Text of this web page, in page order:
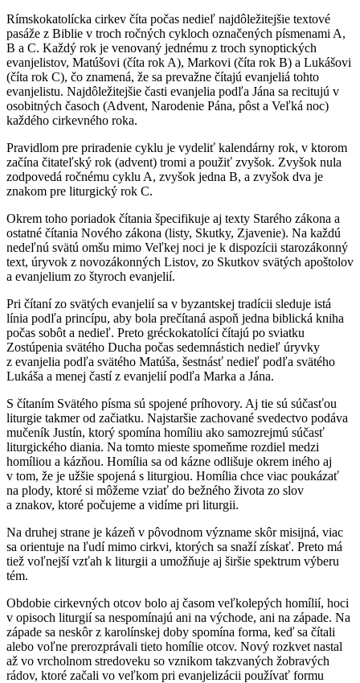
Rímskokatolícka cirkev číta počas nedieľ najdôležitejšie textové
pasáže z Biblie v troch ročných cykloch označených písmenami A,
B a C. Každý rok je venovaný jednému z troch synoptických
evanjelistov, Matúšovi (číta rok A), Markovi (číta rok B) a Lukášovi
(číta rok C), čo znamená, že sa prevažne čítajú evanjeliá tohto
evanjelistu. Najdôležitejšie časti evanjelia podľa Jána sa recitujú v
osobitných časoch (Advent, Narodenie Pána, pôst a Veľká noc)
každého cirkevného roka.
Pravidlom pre priradenie cyklu je vydeliť kalendárny rok, v ktorom
začína čitateľský rok (advent) tromi a použiť zvyšok. Zvyšok nula
zodpovedá ročnému cyklu A, zvyšok jedna B, a zvyšok dva je
znakom pre liturgický rok C.
Okrem toho poriadok čítania špecifikuje aj texty Starého zákona a
ostatné čítania Nového zákona (listy, Skutky, Zjavenie). Na každú
nedeľnú svätú omšu mimo Veľkej noci je k dispozícii starozákonný
text, úryvok z novozákonných Listov, zo Skutkov svätých apoštolov
a evanjelium zo štyroch evanjelií.
Pri čítaní zo svätých evanjelií sa v byzantskej tradícii sleduje istá
línia podľa princípu, aby bola prečítaná aspoň jedna biblická kniha
počas sobôt a nedieľ. Preto gréckokatolíci čítajú po sviatku
Zostúpenia svätého Ducha počas sedemnástich nedieľ úryvky
z evanjelia podľa svätého Matúša, šestnásť nedieľ podľa svätého
Lukáša a menej častí z evanjelií podľa Marka a Jána.
S čítaním Svätého písma sú spojené príhovory. Aj tie sú súčasťou
liturgie takmer od začiatku. Najstaršie zachované svedectvo podáva
mučeník Justín, ktorý spomína homíliu ako samozrejmú súčasť
liturgického diania. Na tomto mieste spomeňme rozdiel medzi
homíliou a kázňou. Homília sa od kázne odlišuje okrem iného aj
v tom, že je užšie spojená s liturgiou. Homília chce viac poukázať
na plody, ktoré si môžeme vziať do bežného života zo slov
a znakov, ktoré počujeme a vidíme pri liturgii.
Na druhej strane je kázeň v pôvodnom význame skôr misijná, viac
sa orientuje na ľudí mimo cirkvi, ktorých sa snaží získať. Preto má
tiež voľnejší vzťah k liturgii a umožňuje aj širšie spektrum výberu
tém.
Obdobie cirkevných otcov bolo aj časom veľkolepých homílií, hoci
v opisoch liturgií sa nespomínajú ani na východe, ani na západe. Na
západe sa neskôr z karolínskej doby spomína forma, keď sa čítali
alebo voľne prerozprávali tieto homílie otcov. Nový rozkvet nastal
až vo vrcholnom stredoveku so vznikom takzvaných žobravých
rádov, ktoré začali vo veľkom pri evanjelizácii používať formu